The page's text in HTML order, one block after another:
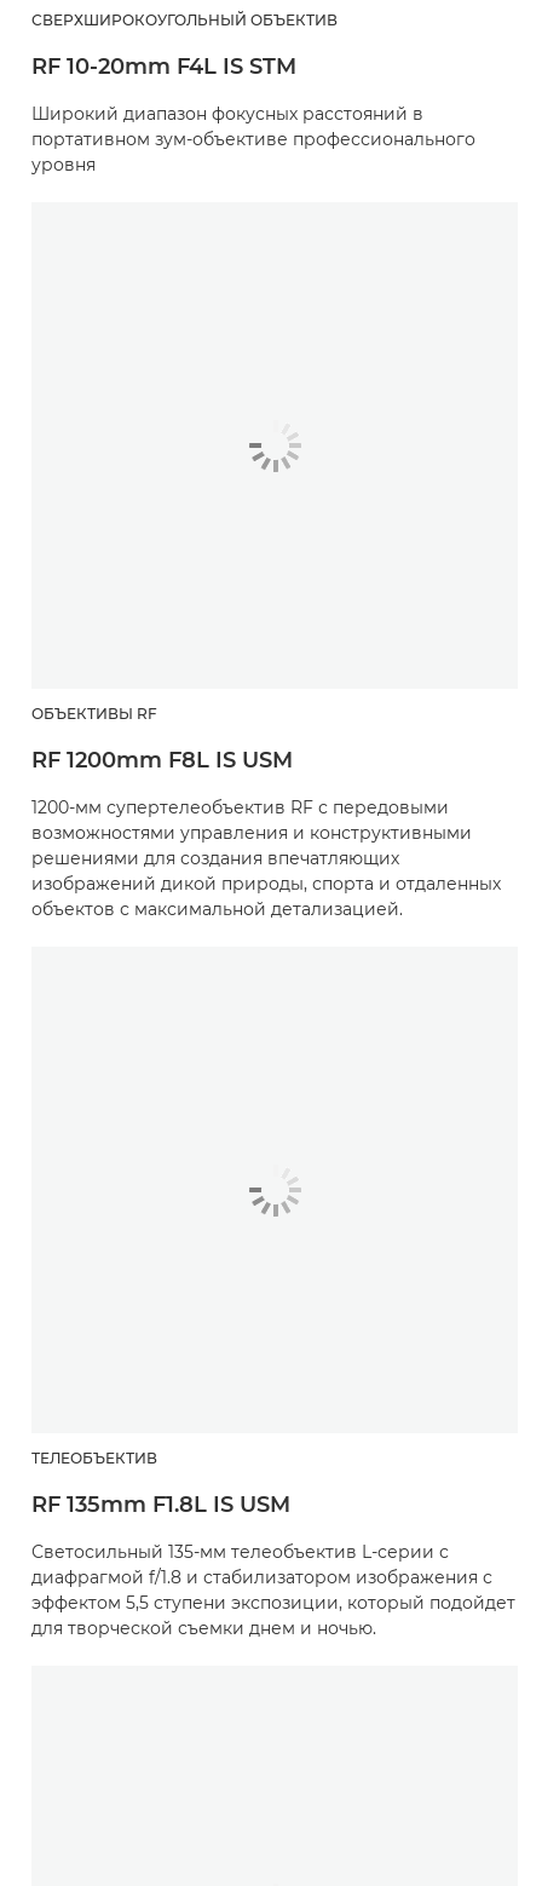
СВЕРХШИРОКОУГОЛЬНЫЙ ОБЪЕКТИВ
RF 10-20mm F4L IS STM
Широкий диапазон фокусных расстояний в
портативном зум-объективе профессионального
уровня
ОБЪЕКТИВЫ RF
RF 1200mm F8L IS USM
1200-мм супертелеобъектив RF с передовыми
возможностями управления и конструктивными
решениями для создания впечатляющих
изображений дикой природы, спорта и отдаленных
объектов с максимальной детализацией.
ТЕЛЕОБЪЕКТИВ
RF 135mm F1.8L IS USM
Светосильный 135-мм телеобъектив L-серии с
диафрагмой f/1.8 и стабилизатором изображения с
эффектом 5,5 ступени экспозиции, который подойдет
для творческой съемки днем и ночью.